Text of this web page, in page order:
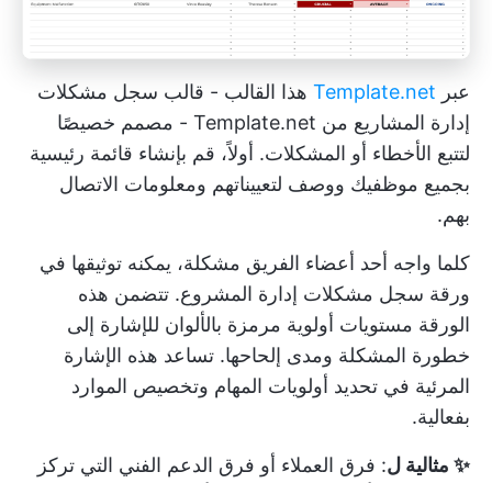
عبر Template.net هذا القالب - قالب سجل مشكلات
إدارة المشاريع من Template.net - مصمم خصيصًا
لتتبع الأخطاء أو المشكلات. أولاً، قم بإنشاء قائمة رئيسية
بجميع موظفيك ووصف لتعييناتهم ومعلومات الاتصال
بهم.
كلما واجه أحد أعضاء الفريق مشكلة، يمكنه توثيقها في
ورقة سجل مشكلات إدارة المشروع. تتضمن هذه
الورقة مستويات أولوية مرمزة بالألوان للإشارة إلى
خطورة المشكلة ومدى إلحاحها. تساعد هذه الإشارة
المرئية في تحديد أولويات المهام وتخصيص الموارد
بفعالية.
✨ مثالية ل: فرق العملاء أو فرق الدعم الفني التي تركز